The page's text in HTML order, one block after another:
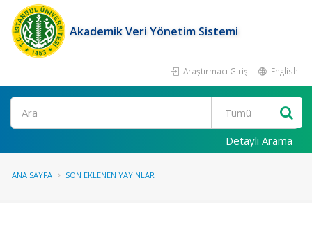
Akademik Veri Yönetim Sistemi
Araştırmacı Girişi English
Ara
Detaylı Arama
ANA SAYFA SON EKLENEN YAYINLAR